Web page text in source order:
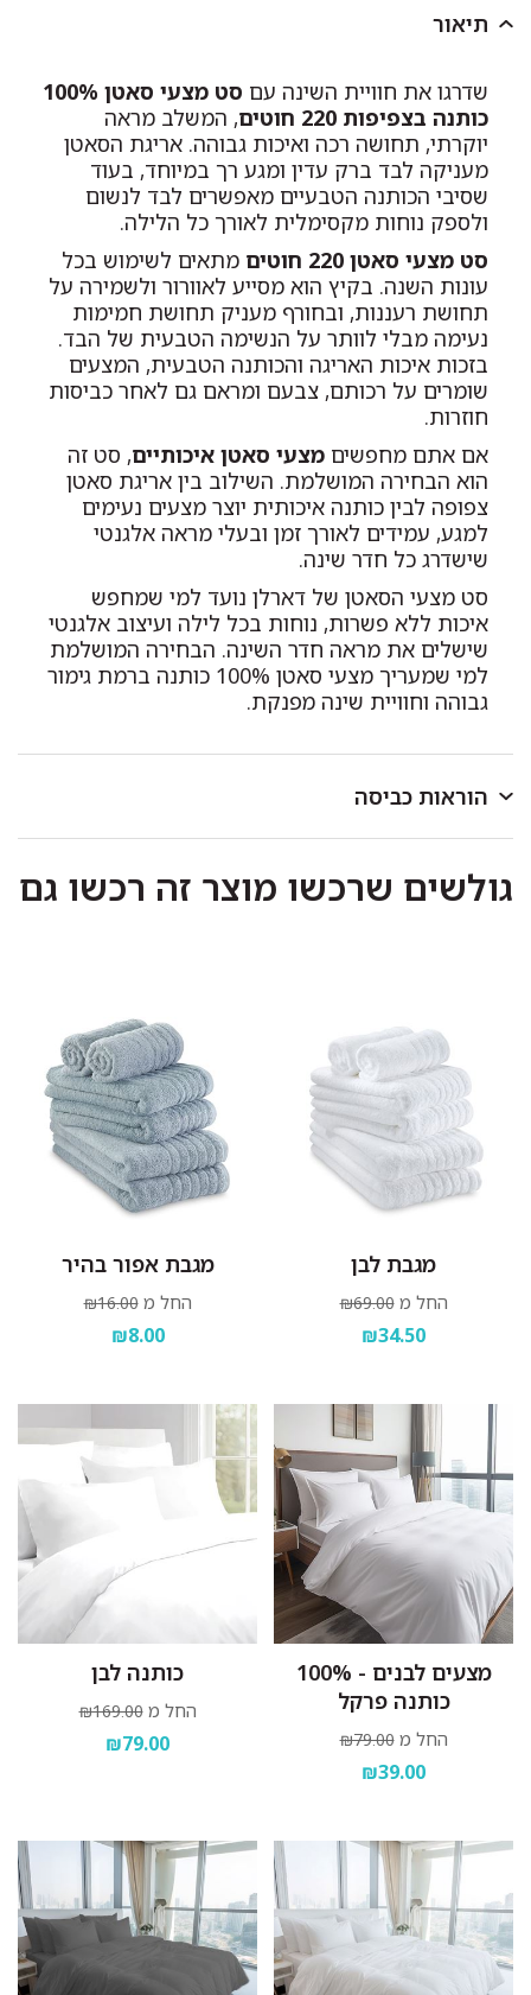
סט למיטה וחצי
כולל ציפית אימרה לכרית בגודל 50/70
ס"מ, סדין למזרן בגודל 120/200/35 ס"מ וציפה לשמיכת
יחיד בגודל 150/200 ס"מ.
סט למיטה זוגית
כולל 2 ציפיות אימרה לכרית בגודל
50/70 ס"מ, סדין למזרן בגודל 160/200/35 ס"מ וציפה
לשמיכה זוגית בגודל 200/220 ס"מ.
סט למיטה זוגית רחבה
כולל 2 ציפיות אימרה לכרית בגודל
50/70 ס"מ, סדין למזרן בגודל 180/200/35 ס"מ וציפה
לשמיכה זוגית בגודל 200/220 ס"מ.
סט כפול
יחיד בגודל 150/200 ס"מ.
סט למיטה מתכוננת
כולל 2 ציפיות אימרה לכרית בגודל
50/70 ס"מ, 2 סדינים למזרן בגודל 90/200/35 ס"מ וציפה
לשמיכה זוגית בגודל 200/220 ס"מ.
סט למיטה 200/200
כולל 2 ציפיות אימרה לכרית בגודל
50/70 ס"מ, סדין למזרן בגודל 200/200/35 ס"מ וציפה
לשמיכה זוגית בגודל 200/220 ס"מ.
תיאור
שדרגו את חוויית השינה עם
סט מצעי סאטן 100%
כותנה בצפיפות 220 חוטים
, המשלב מראה
יוקרתי, תחושה רכה ואיכות גבוהה. אריגת הסאטן
מעניקה לבד ברק עדין ומגע רך במיוחד, בעוד
שסיבי הכותנה הטבעיים מאפשרים לבד לנשום
ולספק נוחות מקסימלית לאורך כל הלילה.
סט מצעי סאטן 220 חוטים
מתאים לשימוש בכל
עונות השנה. בקיץ הוא מסייע לאוורור ולשמירה על
תחושת רעננות, ובחורף מעניק תחושת חמימות
נעימה מבלי לוותר על הנשימה הטבעית של הבד.
בזכות איכות האריגה והכותנה הטבעית, המצעים
שומרים על רכותם, צבעם ומראם גם לאחר כביסות
חוזרות.
אם אתם מחפשים מצעי סאטן איכותיים, סט זה
הוא הבחירה המושלמת. השילוב בין אריגת סאטן
צפופה לבין כותנה איכותית יוצר מצעים נעימים
למגע, עמידים לאורך זמן ובעלי מראה אלגנטי
שישדרג כל חדר שינה.
סט מצעי הסאטן של דארלן נועד למי שמחפש
איכות ללא פשרות, נוחות בכל לילה ועיצוב אלגנטי
שישלים את מראה חדר השינה. הבחירה המושלמת
למי שמעריך מצעי סאטן 100% כותנה ברמת גימור
גבוהה וחוויית שינה מפנקת.
הוראות כביסה
40 מעלות.
כביסה ראשונה בנפרד.
גולשים שרכשו מוצר זה רכשו גם
מגבת לבן
החל מ ₪69.00
₪34.50
מגבת אפור בהיר
החל מ ₪16.00
₪8.00
מצעים לבנים - 100%
כותנה פרקל
החל מ ₪79.00
₪39.00
כותנה לבן
החל מ ₪169.00
₪79.00